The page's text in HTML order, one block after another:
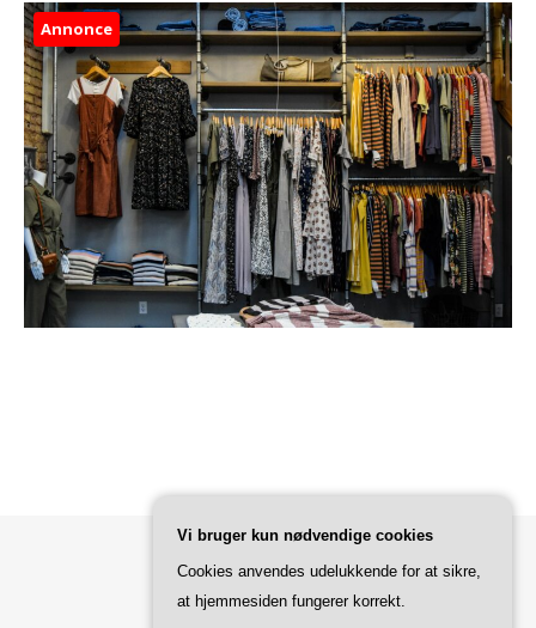
Annonce
Bard Tema afWP Royal .
Vi bruger kun nødvendige cookies
Cookies anvendes udelukkende for at sikre,
at hjemmesiden fungerer korrekt.